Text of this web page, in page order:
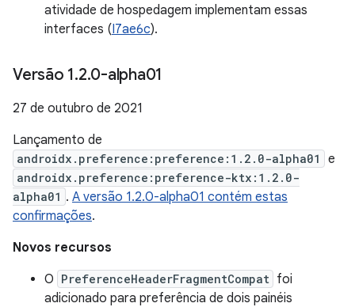
atividade de hospedagem implementam essas
interfaces (I7ae6c).
Versão 1.2.0-alpha01
27 de outubro de 2021
Lançamento de
androidx.preference:preference:1.2.0-alpha01 e
androidx.preference:preference-ktx:1.2.0-
alpha01 . A versão 1.2.0-alpha01 contém estas
confirmações.
Novos recursos
O PreferenceHeaderFragmentCompat foi
adicionado para preferência de dois painéis